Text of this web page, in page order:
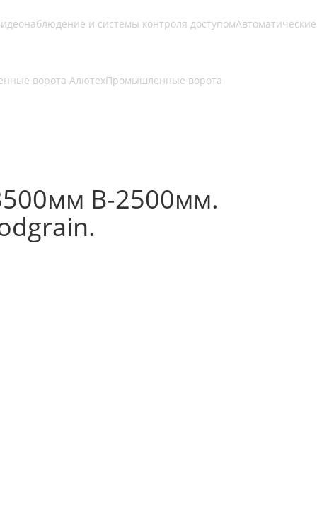
и системы контроля доступомАвтоматические
ворота АлютехПромышленные ворота
В-2500мм.